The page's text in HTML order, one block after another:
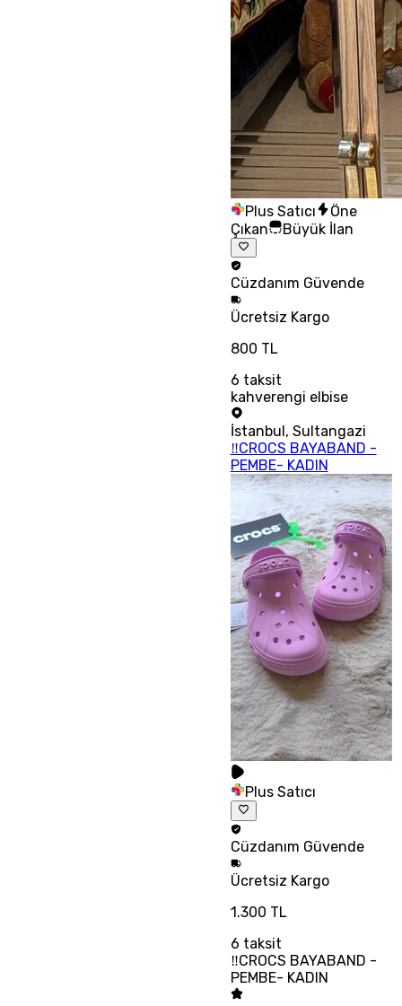
Plus Satıcı
Öne
Çıkan
Büyük İlan
Cüzdanım Güvende
Ücretsiz Kargo
800 TL
6 taksit
kahverengi elbise
İstanbul , Sultangazi
‼CROCS BAYABAND -
PEMBE- KADIN
Plus Satıcı
Cüzdanım Güvende
Ücretsiz Kargo
1.300 TL
6 taksit
‼CROCS BAYABAND -
PEMBE- KADIN